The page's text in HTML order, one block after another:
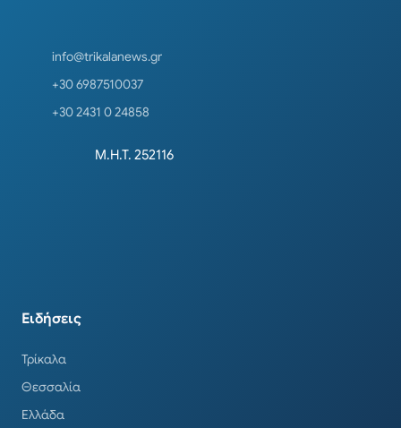
info@trikalanews.gr
+30 6987510037
+30 2431 0 24858
Μ.Η.Τ. 252116
Ειδήσεις
Τρίκαλα
Θεσσαλία
Ελλάδα